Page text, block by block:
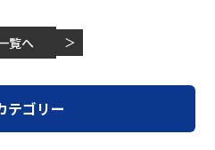
覧へ ＞
テゴリー